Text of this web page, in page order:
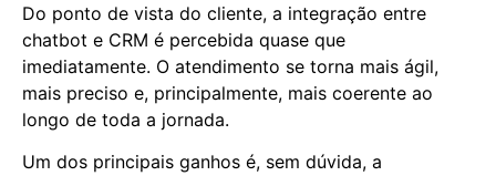
Do ponto de vista do cliente, a integração entre
chatbot e CRM é percebida quase que
imediatamente. O atendimento se torna mais ágil,
mais preciso e, principalmente, mais coerente ao
longo de toda a jornada.
Um dos principais ganhos é, sem dúvida, a